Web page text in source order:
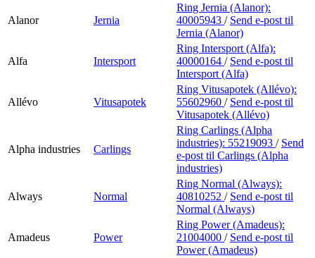
Alanor Jernia
Ring Jernia (Alanor):
40005943 / Send e-post til
Jernia (Alanor)
Alfa Intersport
Ring Intersport (Alfa):
40000164 / Send e-post til
Intersport (Alfa)
Allévo Vitusapotek
Ring Vitusapotek (Allévo):
55602960 / Send e-post til
Vitusapotek (Allévo)
Alpha industries Carlings
Ring Carlings (Alpha
industries): 55219093 / Send
e-post til Carlings (Alpha
industries)
Always Normal
Ring Normal (Always):
40810252 / Send e-post til
Normal (Always)
Amadeus Power
Ring Power (Amadeus):
21004000 / Send e-post til
Power (Amadeus)